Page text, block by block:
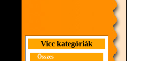
Vicc kategóriák
Összes